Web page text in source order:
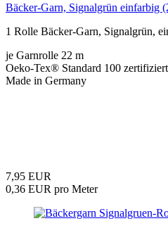
Bäcker-Garn, Signalgrün einfarbig
1 Rolle Bäcker-Garn, Signalgrün,
je Garnrolle 22 m
Oeko-Tex® Standard 100 zertifiziert
Made in Germany
7,95 EUR
0,36 EUR pro Meter